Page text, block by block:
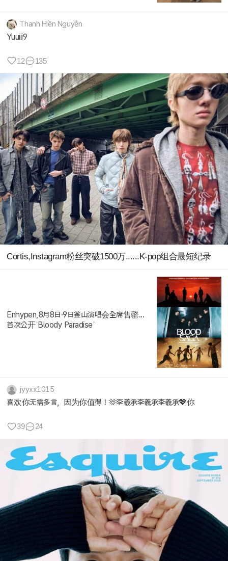
Thanh Hiền Nguyễn
Yuuiii9
12 135
Cortis,Instagram粉丝突破1500万......K-pop组合最短纪录
Enhypen,8月8日·9日釜山演唱会全席售罄...
首次公开ˈBloody Paradiseˈ
jyyxx1015
喜欢你无需多言，因为你值得！🫶李羲承李羲承李羲承💖你
39 24